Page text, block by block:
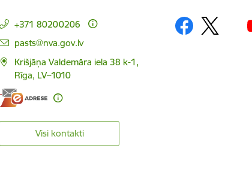
+371 80200206
E-pasts:
pasts@nva.gov.lv
Krišjāņa Valdemāra iela 38 k-1,
Rīga, LV–1010
Visi kontakti